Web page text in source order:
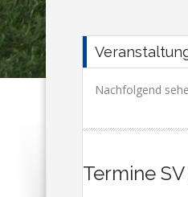
Nachfolgend
Termine